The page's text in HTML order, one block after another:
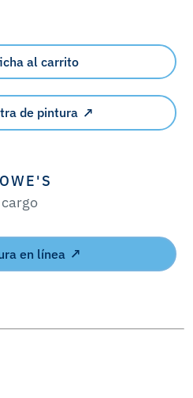
al carrito
de pintura
en línea